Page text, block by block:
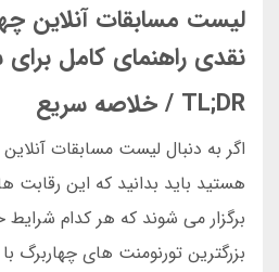
لیست مسابقات آنلاین
نقدی راهنمای کامل
TL;DR / خلاصه سریع
اگر به دنبال لیست مسابقات
هستید باید بدانید که این رقابت
برگزار می شوند که هر کدام
بزرگترین تورنومنت های چهاربرگ